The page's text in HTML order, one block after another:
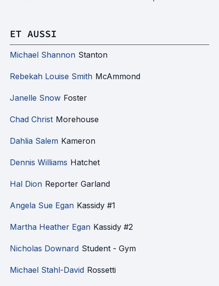
ET AUSSI
Michael Shannon Stanton
Rebekah Louise Smith McAmmond
Janelle Snow Foster
Chad Christ Morehouse
Dahlia Salem Kameron
Dennis Williams Hatchet
Hal Dion Reporter Garland
Angela Sue Egan Kassidy #1
Martha Heather Egan Kassidy #2
Nicholas Downard Student - Gym
Michael Stahl-David Rossetti